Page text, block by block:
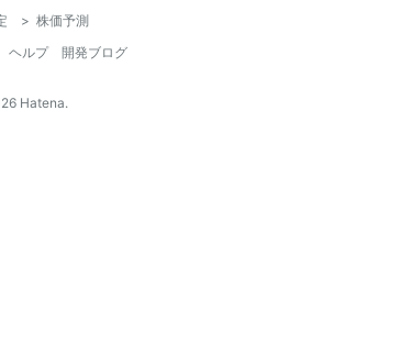
> 株価予測
ヘルプ
開発ブログ
Hatena.